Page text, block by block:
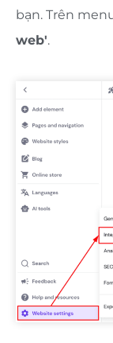
bạn. Trên
web'.